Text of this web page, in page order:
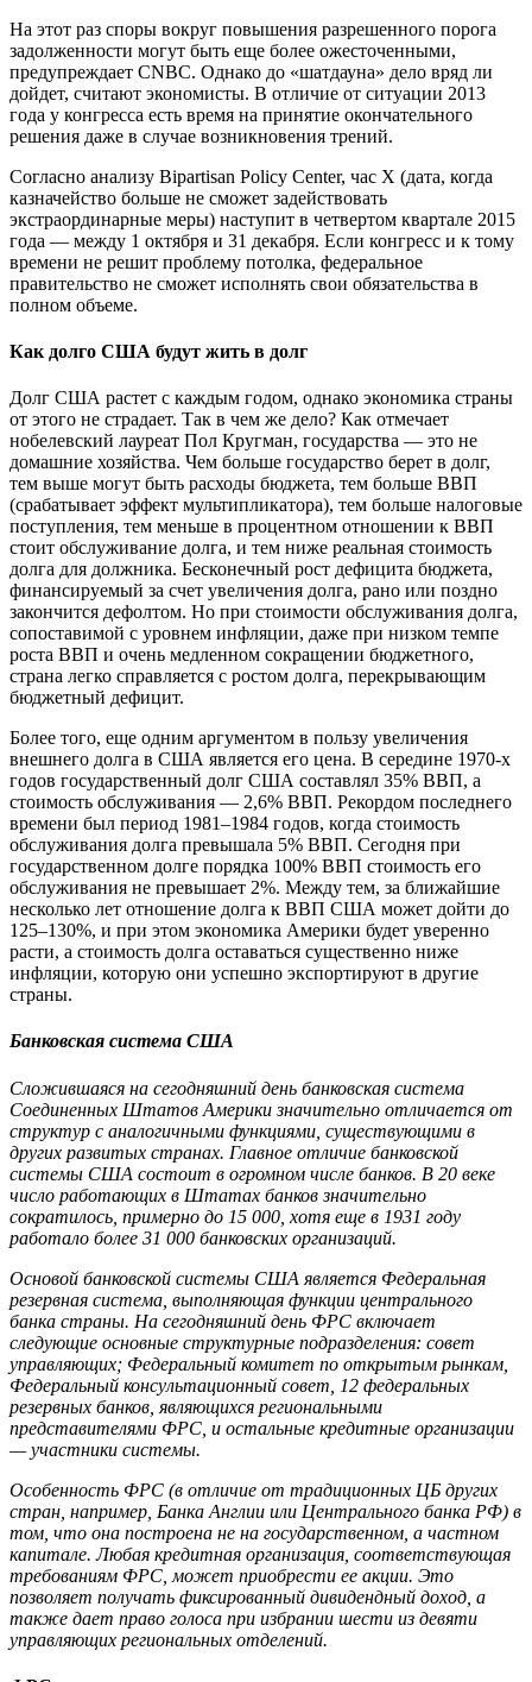
На этот раз споры вокруг повышения разрешенного порога
задолженности могут быть еще более ожесточенными,
предупреждает CNBC. Однако до «шатдауна» дело вряд ли
дойдет, считают экономисты. В отличие от ситуации 2013
года у конгресса есть время на принятие окончательного
решения даже в случае возникновения трений.
Согласно анализу Bipartisan Policy Center, час X (дата, когда
казначейство больше не сможет задействовать
экстраординарные меры) наступит в четвертом квартале 2015
года — между 1 октября и 31 декабря. Если конгресс и к тому
времени не решит проблему потолка, федеральное
правительство не сможет исполнять свои обязательства в
полном объеме.
Как долго США будут жить в долг
Долг США растет с каждым годом, однако экономика страны
от этого не страдает. Так в чем же дело? Как отмечает
нобелевский лауреат Пол Кругман, государства — это не
домашние хозяйства. Чем больше государство берет в долг,
тем выше могут быть расходы бюджета, тем больше ВВП
(срабатывает эффект мультипликатора), тем больше налоговые
поступления, тем меньше в процентном отношении к ВВП
стоит обслуживание долга, и тем ниже реальная стоимость
долга для должника. Бесконечный рост дефицита бюджета,
финансируемый за счет увеличения долга, рано или поздно
закончится дефолтом. Но при стоимости обслуживания долга,
сопоставимой с уровнем инфляции, даже при низком темпе
роста ВВП и очень медленном сокращении бюджетного,
страна легко справляется с ростом долга, перекрывающим
бюджетный дефицит.
Более того, еще одним аргументом в пользу увеличения
внешнего долга в США является его цена. В середине 1970-х
годов государственный долг США составлял 35% ВВП, а
стоимость обслуживания — 2,6% ВВП. Рекордом последнего
времени был период 1981–1984 годов, когда стоимость
обслуживания долга превышала 5% ВВП. Сегодня при
государственном долге порядка 100% ВВП стоимость его
обслуживания не превышает 2%. Между тем, за ближайшие
несколько лет отношение долга к ВВП США может дойти до
125–130%, и при этом экономика Америки будет уверенно
расти, а стоимость долга оставаться существенно ниже
инфляции, которую они успешно экспортируют в другие
страны.
Банковская система США
Сложившаяся на сегодняшний день банковская система
Соединенных Штатов Америки значительно отличается от
структур с аналогичными функциями, существующими в
других развитых странах. Главное отличие банковской
системы США состоит в огромном числе банков. В 20 веке
число работающих в Штатах банков значительно
сократилось, примерно до 15 000, хотя еще в 1931 году
работало более 31 000 банковских организаций.
Основой банковской системы США является Федеральная
резервная система, выполняющая функции центрального
банка страны. На сегодняшний день ФРС включает
следующие основные структурные подразделения: совет
управляющих; Федеральный комитет по открытым рынкам,
Федеральный консультационный совет, 12 федеральных
резервных банков, являющихся региональными
представителями ФРС, и остальные кредитные организации
— участники системы.
Особенность ФРС (в отличие от традиционных ЦБ других
стран, например, Банка Англии или Центрального банка РФ) в
том, что она построена не на государственном, а частном
капитале. Любая кредитная организация, соответствующая
требованиям ФРС, может приобрести ее акции. Это
позволяет получать фиксированный дивидендный доход, а
также дает право голоса при избрании шести из девяти
управляющих региональных отделений.